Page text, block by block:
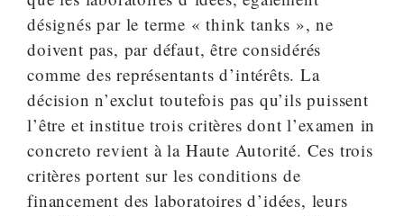
désignés par le terme « think tanks », ne
doivent pas, par défaut, être considérés
comme des représentants d’intérêts. La
décision n’exclut toutefois pas qu’ils puissent
l’être et institue trois critères dont l’examen in
concreto revient à la Haute Autorité. Ces trois
critères portent sur les conditions de
financement des laboratoires d’idées, leurs